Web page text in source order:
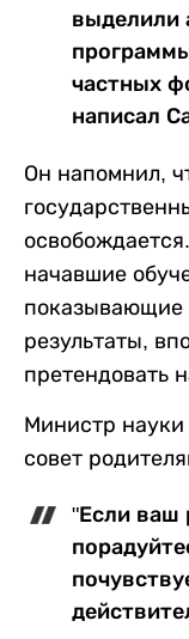
выделили
частных
написал
Он напомнил,
начавшие
показывающие
результаты,
претендовать
Министр
совет
"Если ваш